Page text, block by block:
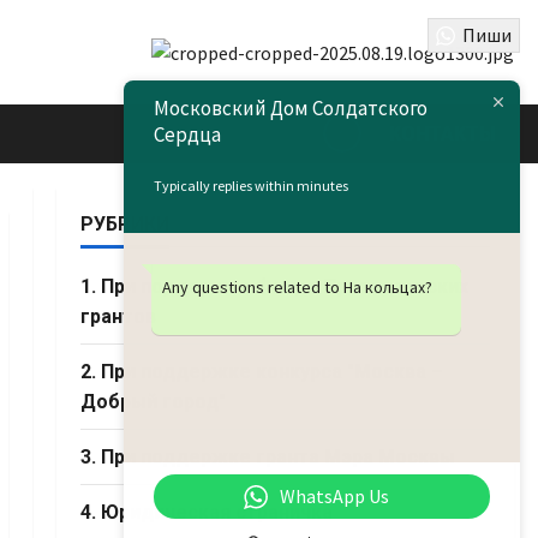
РУБРИКИ
1. При поддержке Фонда Президентских
грантов
2. При поддержке конкурса "Москва –
Добрый город"
3. При поддержке гранта Мэра Москвы
4. Юридическая страничка
Московский Дом Солдатского
Сердца
Typically replies within minutes
Any questions related to На кольцах?
WhatsApp Us
Пиши